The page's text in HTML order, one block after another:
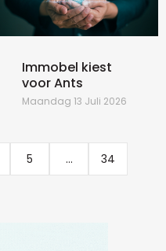
Immobel kiest
voor Ants
Maandag 13 Juli 2026
5 ... 34